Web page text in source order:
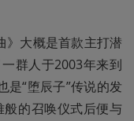
》大概是首款主打潜
群人于2003年来到
是“堕辰子”传说的发
的召唤仪式后便与